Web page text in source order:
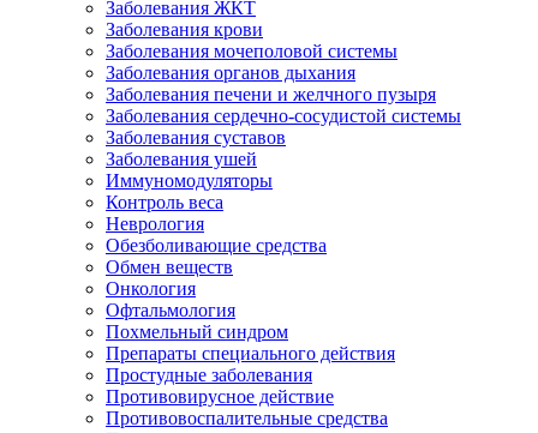
Заболевания ЖКТ
Заболевания крови
Заболевания мочеполовой системы
Заболевания органов дыхания
Заболевания печени и желчного пузыря
Заболевания сердечно-сосудистой системы
Заболевания суставов
Заболевания ушей
Иммуномодуляторы
Контроль веса
Неврология
Обезболивающие средства
Обмен веществ
Онкология
Офтальмология
Похмельный синдром
Препараты специального действия
Простудные заболевания
Противовирусное действие
Противовоспалительные средства